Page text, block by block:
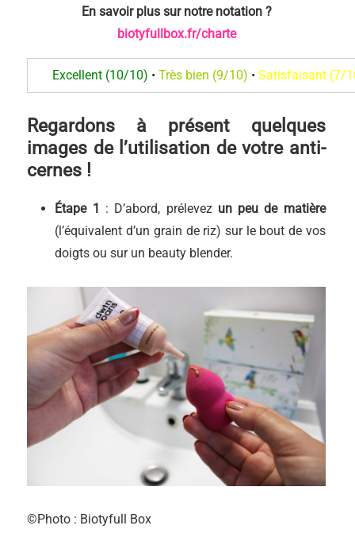
En savoir plus sur notre notation ?
biotyfullbox.fr/charte
Excellent (10/10) • Très bien (9/10) • Satisfaisant (7/
Regardons à présent quelques
images de l’utilisation de votre anti-
cernes !
Étape 1 : D’abord, prélevez un peu de matière
(l’équivalent d’un grain de riz) sur le bout de vos
doigts ou sur un beauty blender.
©Photo : Biotyfull Box